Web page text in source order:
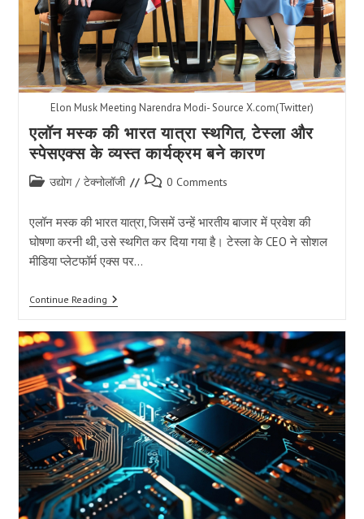
चैंपियनशिप
जीती,
सबसे
सफल
टीम
का
खिताब
हासिल।
Elon Musk Meeting Narendra Modi- Source X.com(Twitter)
एलॉन मस्क की भारत यात्रा स्थगित, टेस्ला और
स्पेसएक्स के व्यस्त कार्यक्रम बने कारण
Post उद्योग / टेक्नोलॉजी
Post 0 Comments
एलॉन मस्क की भारत यात्रा, जिसमें उन्हें भारतीय बाजार में प्रवेश की
घोषणा करनी थी, उसे स्थगित कर दिया गया है। टेस्ला के CEO ने सोशल
मीडिया प्लेटफॉर्म एक्स पर…
Continue Readingएलॉन
भारत
यात्रा
स्थगित,
टेस्ला
और
स्पेसएक्स
के
व्यस्त
कार्यक्रम
बने
कारण